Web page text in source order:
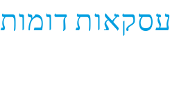
עסקאות דומות